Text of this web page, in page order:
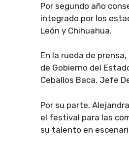
Por segundo año
integrado por los
León y Chihuahua.
En la rueda de
de Gobierno del
Ceballos Baca, Jefe
Por su parte,
el festival para las
su talento en